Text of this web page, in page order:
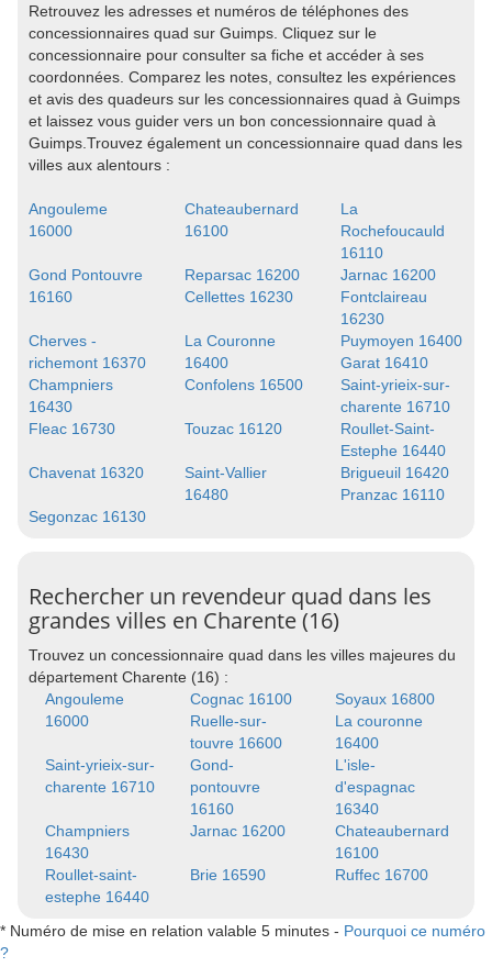
Retrouvez les adresses et numéros de téléphones des
concessionnaires quad sur Guimps. Cliquez sur le
concessionnaire pour consulter sa fiche et accéder à ses
coordonnées. Comparez les notes, consultez les expériences
et avis des quadeurs sur les concessionnaires quad à Guimps
et laissez vous guider vers un bon concessionnaire quad à
Guimps.Trouvez également un concessionnaire quad dans les
villes aux alentours :
Angouleme
16000
Chateaubernard
16100
La
Rochefoucauld
16110
Gond Pontouvre
16160
Reparsac 16200
Jarnac 16200
Cellettes 16230
Fontclaireau
16230
Cherves -
richemont 16370
La Couronne
16400
Puymoyen 16400
Garat 16410
Champniers
16430
Confolens 16500
Saint-yrieix-sur-
charente 16710
Fleac 16730
Touzac 16120
Roullet-Saint-
Estephe 16440
Chavenat 16320
Saint-Vallier
16480
Brigueuil 16420
Pranzac 16110
Segonzac 16130
Rechercher un revendeur quad dans les
grandes villes en Charente (16)
Trouvez un concessionnaire quad dans les villes majeures du
département Charente (16) :
Angouleme
16000
Cognac 16100
Soyaux 16800
Ruelle-sur-
touvre 16600
La couronne
16400
Saint-yrieix-sur-
charente 16710
Gond-
pontouvre
16160
L'isle-
d'espagnac
16340
Champniers
16430
Jarnac 16200
Chateaubernard
16100
Roullet-saint-
estephe 16440
Brie 16590 Ruffec 16700
* Numéro de mise en relation valable 5 minutes - Pourquoi ce numéro
?